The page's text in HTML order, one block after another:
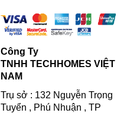
Công Ty
TNHH TECHHOMES VIỆT
NAM
Trụ sở : 132 Nguyễn Trọng
Tuyển , Phú Nhuận , TP